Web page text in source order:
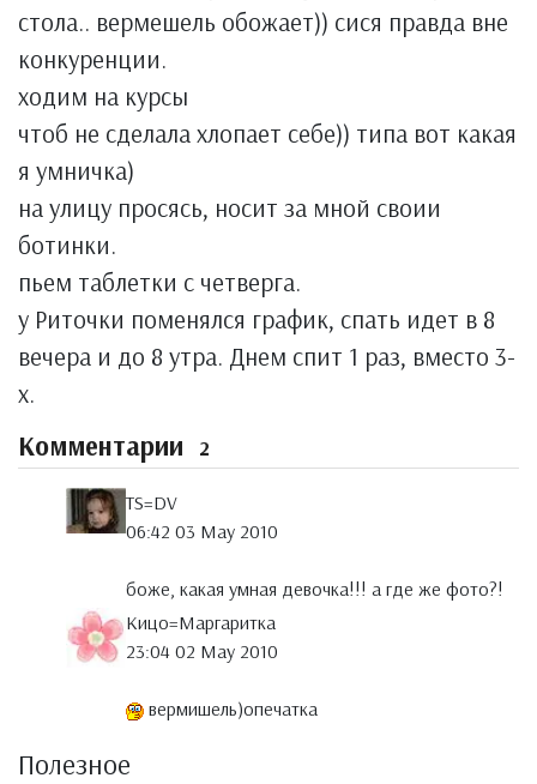
стола.. вермешель обожает)) сися правда вне
конкуренции.
ходим на курсы
чтоб не сделала хлопает себе)) типа вот какая
я умничка)
на улицу просясь, носит за мной своии
ботинки.
пьем таблетки с четверга.
у Риточки поменялся график, спать идет в 8
вечера и до 8 утра. Днем спит 1 раз, вместо 3-
х.
Комментарии 2
TS=DV
06:42 03 May 2010
боже, какая умная девочка!!! а где же фото?!
Кицо=Маргаритка
23:04 02 May 2010
вермишель)опечатка
Полезное